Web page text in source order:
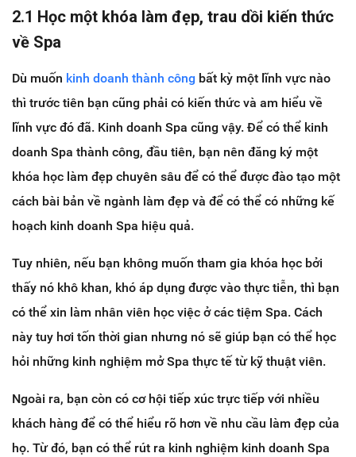
2.1 Học một khóa làm đẹp, trau dồi kiến thức
về Spa
Dù muốn kinh doanh thành công bất kỳ một lĩnh vực nào
thì trước tiên bạn cũng phải có kiến thức và am hiểu về
lĩnh vực đó đã. Kinh doanh Spa cũng vậy. Để có thể kinh
doanh Spa thành công, đầu tiên, bạn nên đăng ký một
khóa học làm đẹp chuyên sâu để có thể được đào tạo một
cách bài bản về ngành làm đẹp và để có thể có những kế
hoạch kinh doanh Spa hiệu quả.
Tuy nhiên, nếu bạn không muốn tham gia khóa học bởi
thấy nó khô khan, khó áp dụng được vào thực tiễn, thì bạn
có thể xin làm nhân viên học việc ở các tiệm Spa. Cách
này tuy hơi tốn thời gian nhưng nó sẽ giúp bạn có thể học
hỏi những kinh nghiệm mở Spa thực tế từ kỹ thuật viên.
Ngoài ra, bạn còn có cơ hội tiếp xúc trực tiếp với nhiều
khách hàng để có thể hiểu rõ hơn về nhu cầu làm đẹp của
họ. Từ đó, bạn có thể rút ra kinh nghiệm kinh doanh Spa